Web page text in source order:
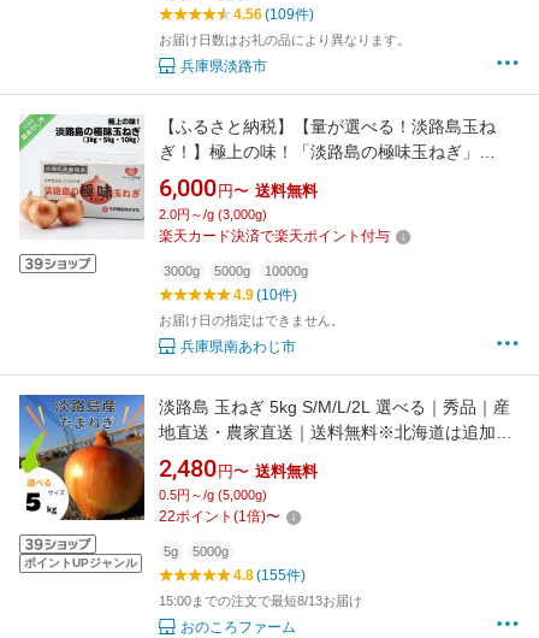
4.56(109件)
お届け日数はお礼の品により異なります。
兵庫県淡路市
【ふるさと納税】【量が選べる！淡路島玉ね
ぎ！】極上の味！「淡路島の極味玉ねぎ」
【3kg・5kg・10kg】
6,000 円〜 送料無料
2.0円～/g (3,000g)
楽天カード決済で楽天ポイント付与
3000g 5000g 10000g
4.9(10件)
お届け日の指定はできません。
兵庫県南あわじ市
ポイントUPジャンル
淡路島 玉ねぎ 5kg S/M/L/2L 選べる｜秀品｜産
地直送・農家直送｜送料無料※北海道は追加送
料｜おのころファーム 玉ねぎ たまねぎ 玉ネギ
玉葱 5キロ 淡路島たまねぎ 淡路産 淡路 国産 野
菜 ギフト 贈り物 贈答 淡路島玉葱 産地直送 農
2,480 円〜 送料無料
0.5円～/g (5,000g)
22ポイント (1倍)〜
5g 5000g
4.8(155件)
15:00までの注文で最短8/13お届け
おのころファーム